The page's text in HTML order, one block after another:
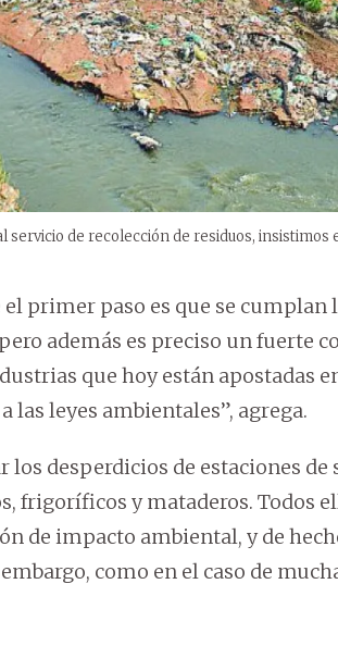
servicio de recolección de residuos, insistimos
primer paso es que se cumplan
además es preciso un fuerte
que hoy están apostadas
las leyes ambientales”, agrega.
los desperdicios de estaciones
frigoríficos y mataderos. Todos
de impacto ambiental, y de
como en el caso de